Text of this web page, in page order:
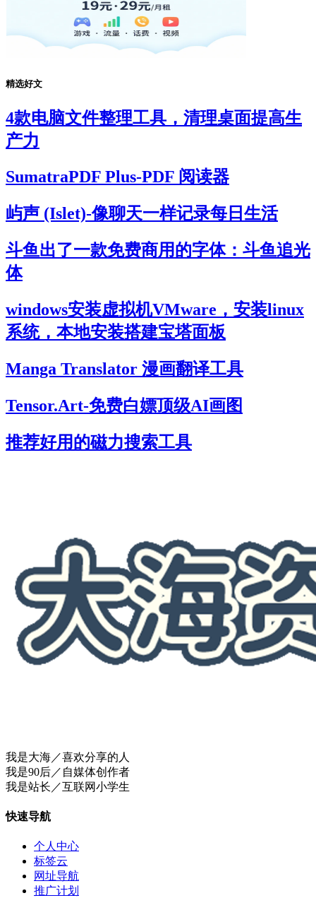
精选好文
4款电脑文件整理工具，清理桌面提高生
产力
SumatraPDF Plus-PDF 阅读器
屿声 (Islet)-像聊天一样记录每日生活
斗鱼出了一款免费商用的字体：斗鱼追光
体
windows安装虚拟机VMware，安装linux
系统，本地安装搭建宝塔面板
Manga Translator 漫画翻译工具
Tensor.Art-免费白嫖顶级AI画图
推荐好用的磁力搜索工具
我是大海／喜欢分享的人
我是90后／自媒体创作者
我是站长／互联网小学生
快速导航
个人中心
标签云
网址导航
推广计划